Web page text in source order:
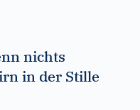
nichts
in der Stille